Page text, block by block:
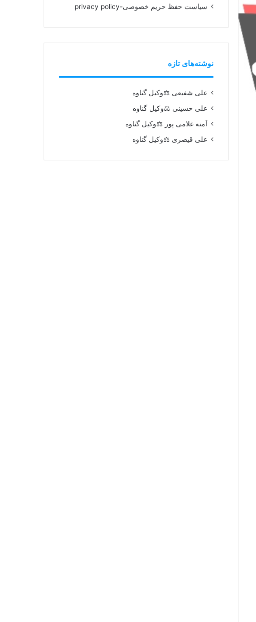
سیاست حفظ حریم خصوصی-privacy policy
نوشته‌های تازه
علی شفیعی ⚖️وکیل گناوه
علی حسینی ⚖️وکیل گناوه
آمنه غلامی پور ⚖️وکیل گناوه
علی قیصری ⚖️وکیل گناوه